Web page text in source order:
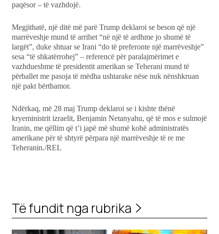
paqësor – të vazhdojë.
Megjithatë, një ditë më parë Trump deklaroi se beson që një
marrëveshje mund të arrihet “në një të ardhme jo shumë të
largët”, duke shtuar se Irani “do të preferonte një marrëveshje”
sesa “të shkatërrohej” – referencë për paralajmërimet e
vazhdueshme të presidentit amerikan se Teherani mund të
përballet me pasoja të mëdha ushtarake nëse nuk nënshkruan
një pakt bërthamor.
Ndërkaq, më 28 maj Trump deklaroi se i kishte thënë
kryeministrit izraelit, Benjamin Netanyahu, që të mos e sulmojë
Iranin, me qëllim që t’i japë më shumë kohë administratës
amerikane për të shtyrë përpara një marrëveshje të re me
Teheranin./REL
Të fundit nga rubrika